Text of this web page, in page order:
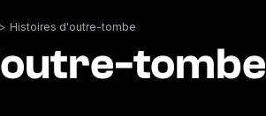
> Histoires d'outre-tombe
tombe